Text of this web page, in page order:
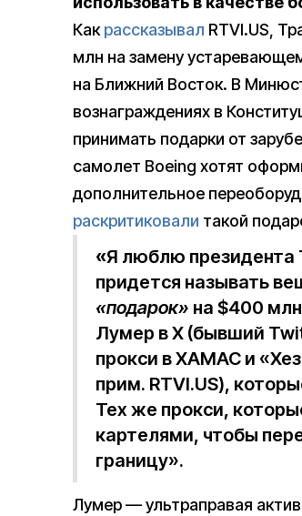
Какрассказывал RTVI.US,
млн на замену
на Ближний Восток. В
вознаграждениях в
принимать подарки от
самолет Boeing хотят
дополнительное
раскритиковали такой
«Я люблю президента
придется называть
«подарок» на $400
Лумер в X (бывший
прокси в ХАМАС и
прим. RTVI.US),
Тех же прокси,
картелями, чтобы
границу».
Лумер — ультраправая